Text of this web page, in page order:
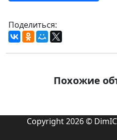
Поделиться:
Похожие
Copyright 2026 ©